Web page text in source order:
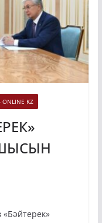
ONLINE KZ